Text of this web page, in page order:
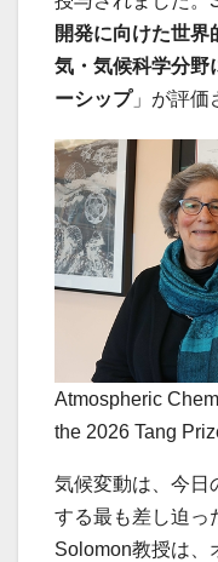
開発に向けた世界
気・気候科学分野
ーシップ」が評価
Atmospheric
the 2026 Tang
気候変動は、今日
する最も差し迫っ
Solomon教授は、